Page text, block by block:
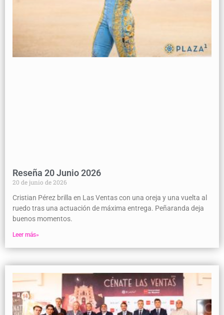
Reseña 20 Junio 2026
20 de junio de 2026
Cristian Pérez brilla en Las Ventas con una oreja y una vuelta al
ruedo tras una actuación de máxima entrega. Peñaranda deja
buenos momentos.
Leer más»